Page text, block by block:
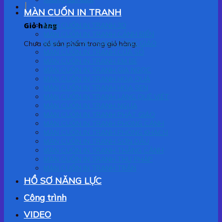
Giỏ hàng
Chưa có sản phẩm trong giỏ hàng.
MÀN CUỐN IN TRANH
MÀN CUỐN IN TRANH 3D
MÀN CUỐN IN TRANH CÔNG GIÁO
HỒ SƠ NĂNG LỰC
Công trình
VIDEO